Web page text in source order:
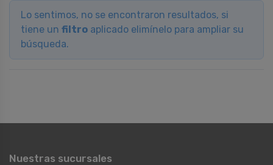
Lo sentimos, no se encontraron resultados, si
tiene un filtro aplicado elimínelo para ampliar su
búsqueda.
Nuestras sucursales